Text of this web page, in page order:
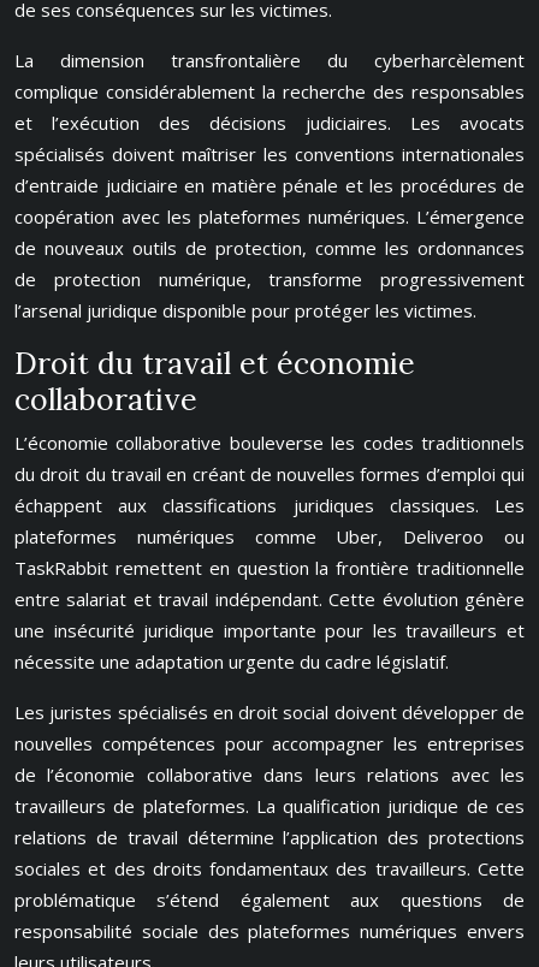
de ses conséquences sur les victimes.
La dimension transfrontalière du cyberharcèlement
complique considérablement la recherche des responsables
et l’exécution des décisions judiciaires. Les avocats
spécialisés doivent maîtriser les conventions internationales
d’entraide judiciaire en matière pénale et les procédures de
coopération avec les plateformes numériques. L’émergence
de nouveaux outils de protection, comme les ordonnances
de protection numérique, transforme progressivement
l’arsenal juridique disponible pour protéger les victimes.
Droit du travail et économie
collaborative
L’économie collaborative bouleverse les codes traditionnels
du droit du travail en créant de nouvelles formes d’emploi qui
échappent aux classifications juridiques classiques. Les
plateformes numériques comme Uber, Deliveroo ou
TaskRabbit remettent en question la frontière traditionnelle
entre salariat et travail indépendant. Cette évolution génère
une insécurité juridique importante pour les travailleurs et
nécessite une adaptation urgente du cadre législatif.
Les juristes spécialisés en droit social doivent développer de
nouvelles compétences pour accompagner les entreprises
de l’économie collaborative dans leurs relations avec les
travailleurs de plateformes. La qualification juridique de ces
relations de travail détermine l’application des protections
sociales et des droits fondamentaux des travailleurs. Cette
problématique s’étend également aux questions de
responsabilité sociale des plateformes numériques envers
leurs utilisateurs.